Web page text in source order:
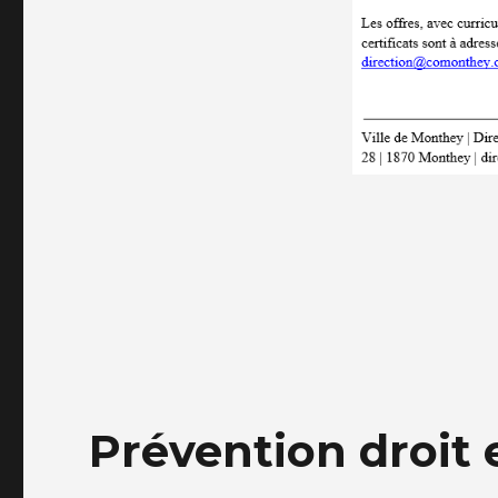
Prévention droit